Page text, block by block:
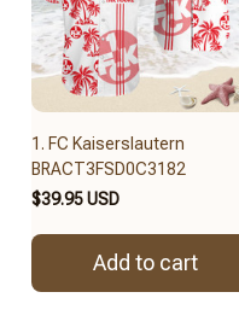
1. FC Kaiserslautern
BRACT3FSD0C3182
$39.95 USD
Add to cart